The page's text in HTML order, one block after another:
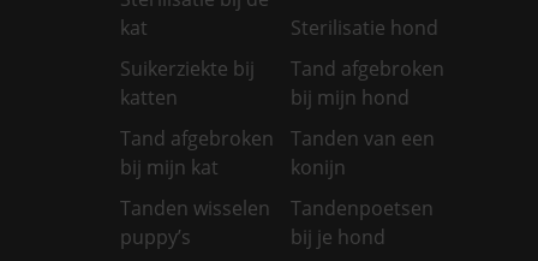
kat
Sterilisatie hond
Suikerziekte bij
katten
Tand afgebroken
bij mijn hond
Tand afgebroken
bij mijn kat
Tanden van een
konijn
Tanden wisselen
puppy’s
Tandenpoetsen
bij je hond